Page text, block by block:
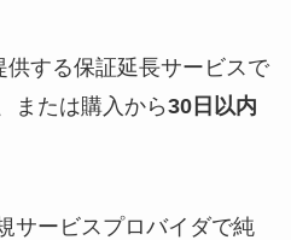
する保証延長サービスで
または購入から30日以内
サービスプロバイダで純